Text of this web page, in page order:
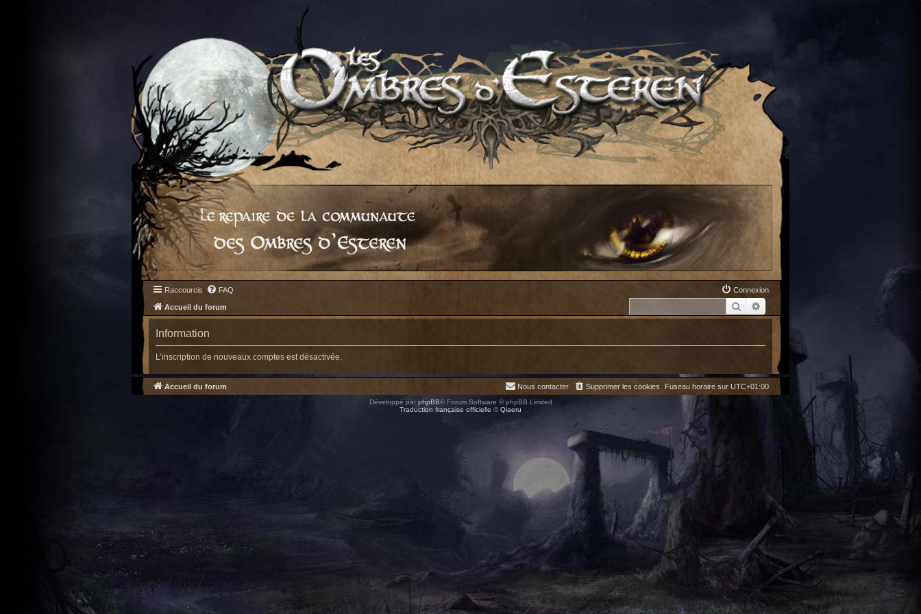
Raccourcis FAQ Connexion
Accueil du forum Rechercher
Information
L’inscription de nouveaux comptes est désactivée.
Accueil du forum Fuseau horaire sur UTC+01:00
Supprimer les cookies
Nous contacter
Développé par phpBB® Forum Software © phpBB Limited
Traduction française officielle ©Qiaeru